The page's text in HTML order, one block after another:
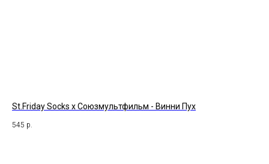
St.Friday Socks x Союзмультфильм - Винни Пух
545 р.